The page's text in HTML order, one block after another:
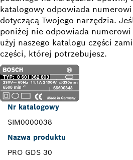
katalogowy odpowiada
dotyczącą Twojego narzędzia.
poniżej nie odpowiada
użyj naszego katalogu części
części, której potrzebujesz.
Nr katalogowy
SIM0000038
Nazwa produktu
PRO GDS 30